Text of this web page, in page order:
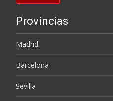
Provincias
Madrid
Barcelona
Sevilla